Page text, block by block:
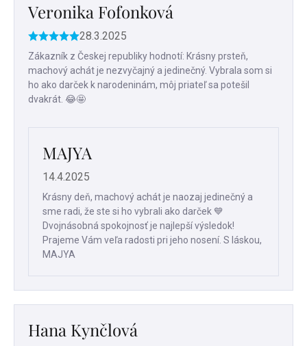
Veronika Fofonková
Hodnotenie
produktu
je
5
z
5
28.3.2025
Zákazník z Českej republiky hodnotí: Krásny prsteň,
machový achát je nezvyčajný a jedinečný. Vybrala som si
ho ako darček k narodeninám, môj priateľ sa potešil
dvakrát. 😂🤩
MAJYA
14.4.2025
Krásny deň, machový achát je naozaj jedinečný a
sme radi, že ste si ho vybrali ako darček 💙
Dvojnásobná spokojnosť je najlepší výsledok!
Prajeme Vám veľa radosti pri jeho nosení. S láskou,
MAJYA
Hana Kynčlová